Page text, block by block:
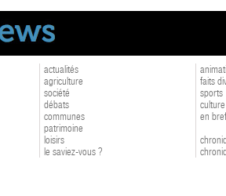
actualités
agriculture
société
débats
communes
patrimoine
loisirs
le saviez-vous ?
faits
sports
culture
en bref